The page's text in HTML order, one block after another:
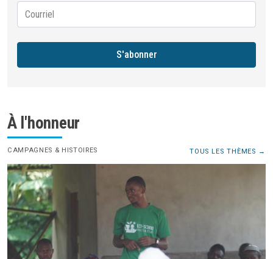
S'abonner
À l'honneur
CAMPAGNES & HISTOIRES TOUS LES THÈMES